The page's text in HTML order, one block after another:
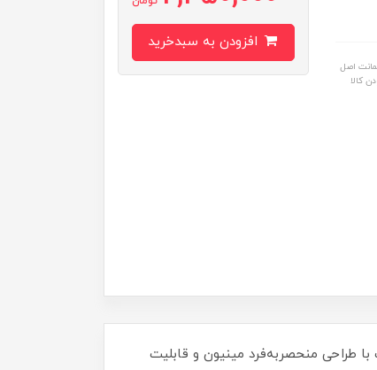
اصل
کالا
کنید! این قلک با طراحی منحصربه‌فرد مینیون و قابلیت